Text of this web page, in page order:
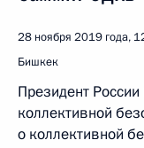
28 ноября 2019 года,
Бишкек
Президент России
коллективной
о коллективной